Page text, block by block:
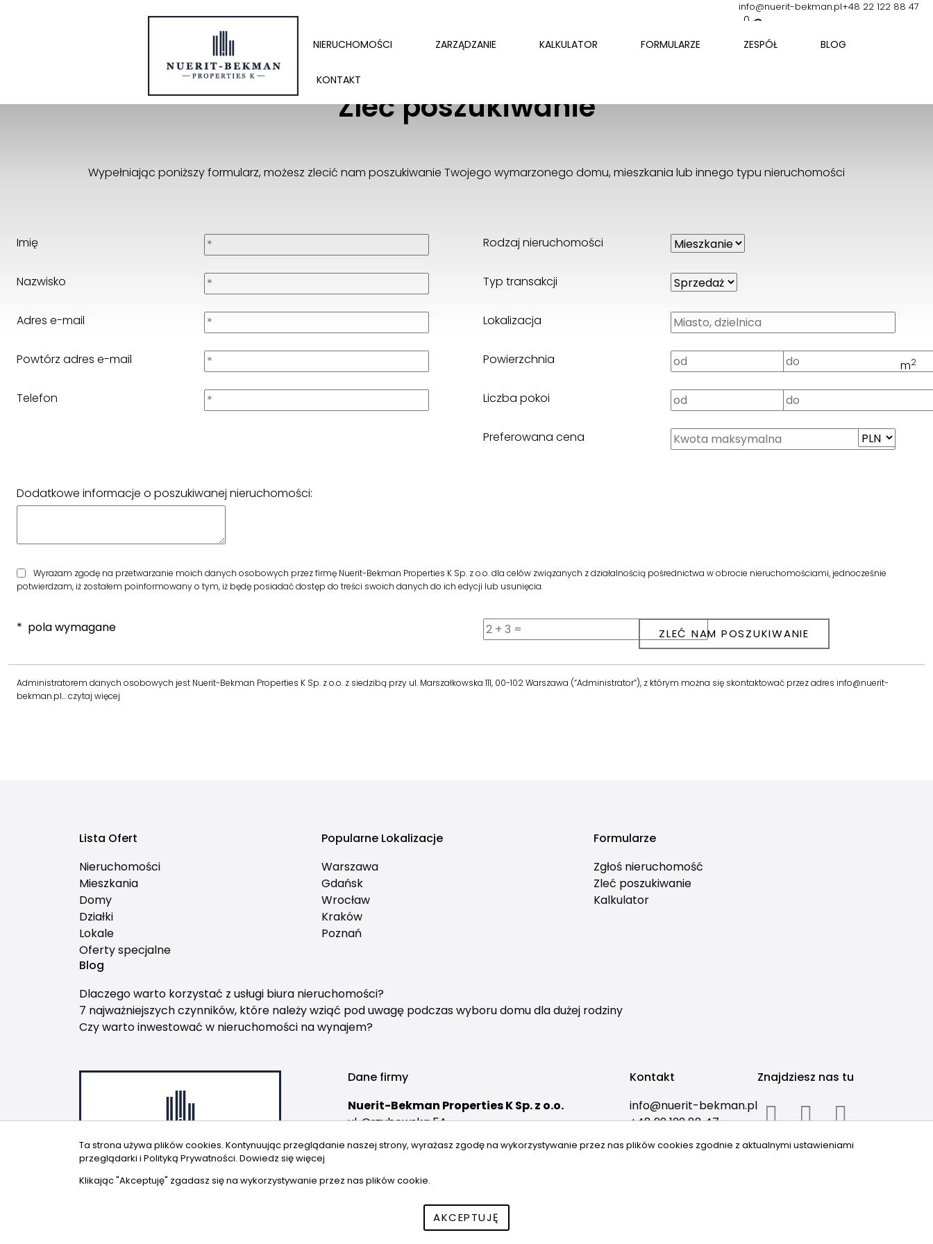
info@nuerit-bekman.pl+48 22 122 88 47
0
NIERUCHOMOŚCI ZARZĄDZANIE KALKULATOR FORMULARZE ZESPÓŁ BLOG
KONTAKT
Zleć poszukiwanie
Wypełniając poniższy formularz, możesz zlecić nam poszukiwanie Twojego wymarzonego domu, mieszkania lub innego typu nieruchomości
Imię
Nazwisko
Adres e-mail
Powtórz adres e-mail
Telefon
Rodzaj nieruchomości
Typ transakcji
Lokalizacja
Powierzchnia m2
Liczba pokoi
Preferowana cena
Dodatkowe informacje o poszukiwanej nieruchomości:
Wyrażam zgodę na przetwarzanie moich danych osobowych przez firmę Nuerit-Bekman Properties K Sp. z o.o. dla celów związanych z działalnością pośrednictwa w obrocie nieruchomościami, jednocześnie
potwierdzam, iż zostałem poinformowany o tym, iż będę posiadać dostęp do treści swoich danych do ich edycji lub usunięcia.
* pola wymagane
Administratorem danych osobowych jest Nuerit-Bekman Properties K Sp. z o.o. z siedzibą przy ul. Marszałkowska 111, 00-102 Warszawa (“Administrator”), z którym można się skontaktować przez adres info@nuerit-
bekman.pl…czytaj więcej
Lista Ofert
Nieruchomości
Mieszkania
Domy
Działki
Lokale
Oferty specjalne
Popularne Lokalizacje
Warszawa
Gdańsk
Wrocław
Kraków
Poznań
Formularze
Zgłoś nieruchomość
Zleć poszukiwanie
Kalkulator
Blog
Dlaczego warto korzystać z usługi biura nieruchomości?
7 najważniejszych czynników, które należy wziąć pod uwagę podczas wyboru domu dla dużej rodziny
Czy warto inwestować w nieruchomości na wynajem?
Dane firmy
Nuerit-Bekman Properties K Sp. z o.o.
ul. Grzybowska 5A
00-132 Warszawa
Kontakt
info@nuerit-bekman.pl
+48 22 122 88 47
Znajdziesz nas tu
© 2026 Wszystkie prawa zastrzeżone | Program dla biur nieruchomości -
Ta strona używa plików cookies. Kontynuując przeglądanie naszej strony, wyrażasz zgodę na wykorzystywanie przez nas plików cookies zgodnie z aktualnymi ustawieniami
przeglądarki i Polityką Prywatności. Dowiedz się więcej
Klikając "Akceptuję" zgadasz się na wykorzystywanie przez nas plików cookie.
AKCEPTUJĘ